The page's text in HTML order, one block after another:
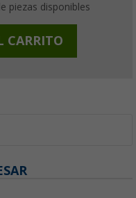
piezas disponibles
CARRITO